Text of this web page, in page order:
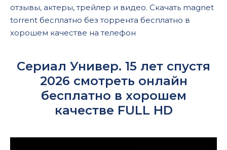
отзывы, актеры, трейлер и видео. Скачать magnet
torrent бесплатно без торрента бесплатно в
хорошем качестве на телефон
Сериал Универ. 15 лет спустя
2026 смотреть онлайн
бесплатно в хорошем
качестве FULL HD